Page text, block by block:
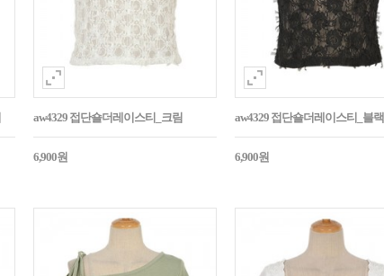
aw4329 접단숄더레이스티_크림
6,900원
aw4329 접단숄더레이스티_블랙
6,900원